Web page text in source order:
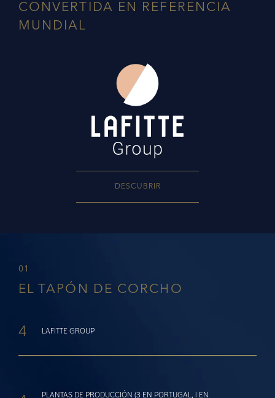
CONVERTIDA EN REFERENCIA
MUNDIAL
DESCUBRIR
01
EL TAPÓN DE CORCHO
4 LAFITTE GROUP
PLANTAS DE PRODUCCIÓN (3 EN PORTUGAL, 1 EN